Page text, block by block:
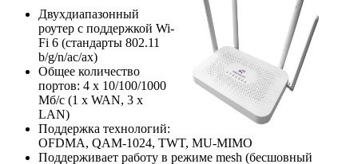
Двухдиапазонный
роутер с поддержкой Wi-
Fi 6 (стандарты 802.11
b/g/n/ac/ax)
Общее количество
портов: 4 х 10/100/1000
Мб/с (1 x WAN, 3 x
LAN)
Поддержка технологий:
OFDMA, QAM-1024, TWT, MU-MIMO
Поддерживает работу в режиме mesh (бесшовный